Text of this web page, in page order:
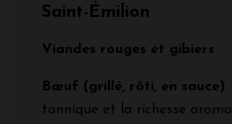
Saint-Émilion
Viandes rouges et gibiers
Bœuf (grillé, rôti, en sauce)
tannique et la richesse